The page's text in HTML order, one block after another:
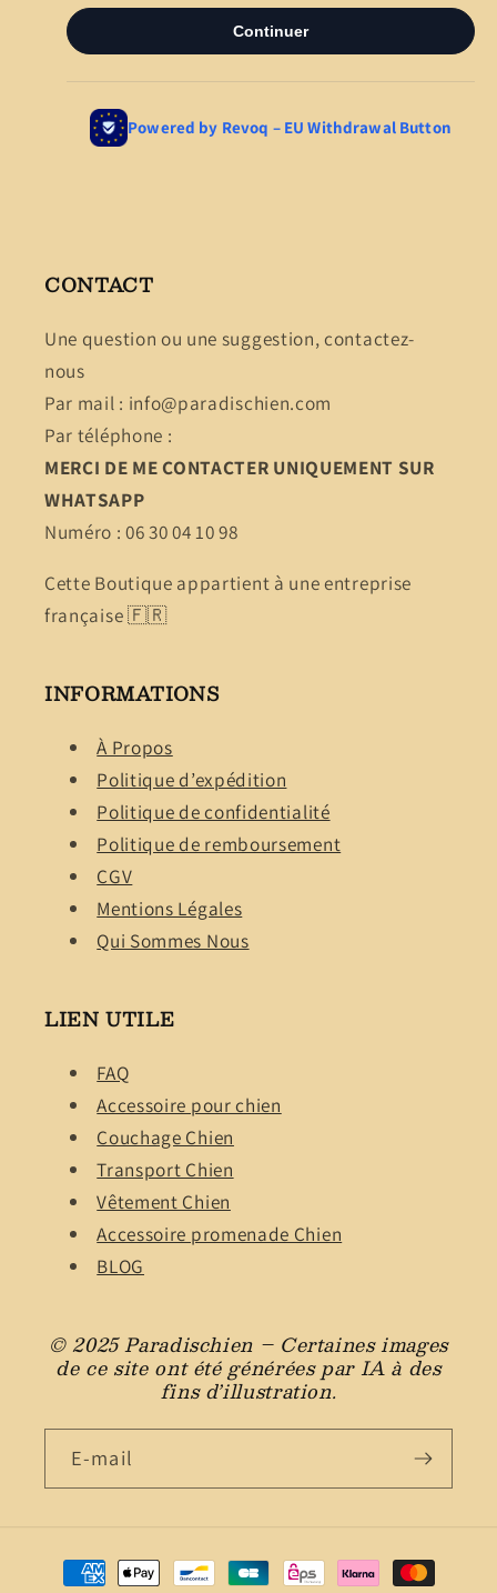
CONTACT
Une question ou une suggestion, contactez-
nous
Par mail : info@paradischien.com
Par téléphone :
MERCI DE ME CONTACTER UNIQUEMENT SUR
WHATSAPP
Numéro : 06 30 04 10 98
Cette Boutique appartient à une entreprise
française 🇫🇷
INFORMATIONS
À Propos
Politique d’expédition
Politique de confidentialité
Politique de remboursement
CGV
Mentions Légales
Qui Sommes Nous
LIEN UTILE
FAQ
Accessoire pour chien
Couchage Chien
Transport Chien
Vêtement Chien
Accessoire promenade Chien
BLOG
© 2025 Paradischien – Certaines images
de ce site ont été générées par IA à des
fins d’illustration.
E-mail
Moyens